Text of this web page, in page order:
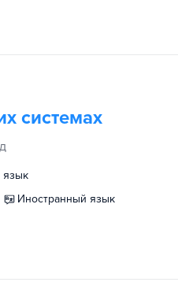
системах
язык
иностранный язык